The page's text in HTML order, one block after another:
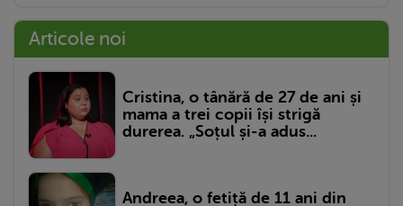
Articole noi
Cristina, o tânără de 27 de ani și
mama a trei copii își strigă
durerea. „Soțul și-a adus...
Andreea, o fetiță de 11 ani din